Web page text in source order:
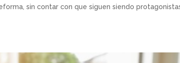
sin contar con que siguen siendo